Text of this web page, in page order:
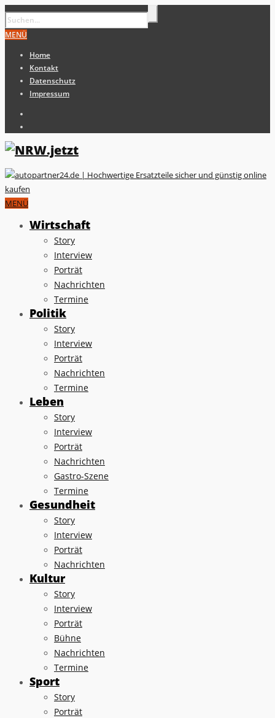
MENÜ
Home
Kontakt
Datenschutz
Impressum
MENÜ
Wirtschaft
Story
Interview
Porträt
Nachrichten
Termine
Politik
Story
Interview
Porträt
Nachrichten
Termine
Leben
Story
Interview
Porträt
Nachrichten
Gastro-Szene
Termine
Gesundheit
Story
Interview
Porträt
Nachrichten
Kultur
Story
Interview
Porträt
Bühne
Nachrichten
Termine
Sport
Story
Porträt